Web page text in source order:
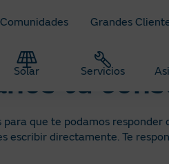
Comunidades Grandes
Solar Servicios
tu
que te podamos
escribir directamente. Te